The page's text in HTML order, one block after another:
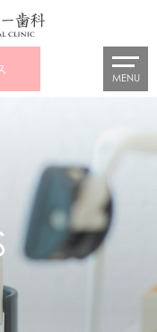
MENU